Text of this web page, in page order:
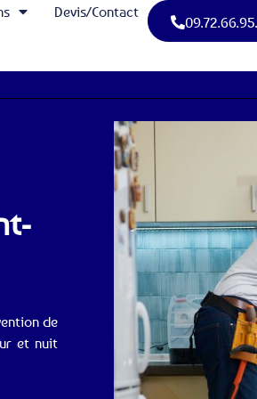
Devis/Contact
de
et nuit